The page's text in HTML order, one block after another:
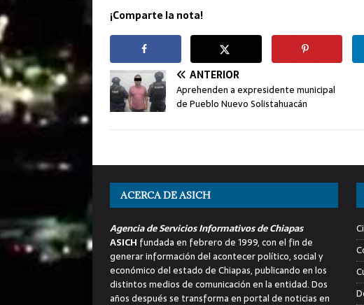
¡Comparte la nota!
ANTERIOR
Aprehenden a expresidente municipal
de Pueblo Nuevo Solistahuacán
ACERCA DE ASICH
Agencia de Servicios Informativos de Chiapas
ASICH fundada en febrero de 1999, con el fin de
generar información del acontecer político, social y
económico del estado de Chiapas, publicando en los
distintos medios de comunicación en la entidad. Dos
años después se transforma en portal de noticias en